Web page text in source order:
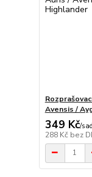
Avensis /
349 Kč/
288 Kč bez